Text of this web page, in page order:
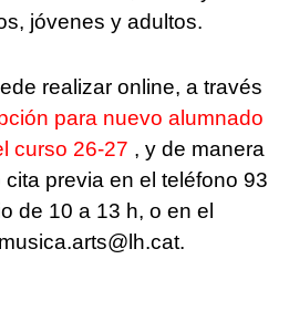
jóvenes y adultos.
realizar online, a través
para nuevo alumnado
curso 26-27 , y de manera
previa en el teléfono 93
de 10 a 13 h, o en el
.